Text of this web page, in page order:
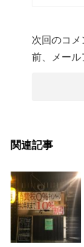
次回のコ
前、メール
関連記事